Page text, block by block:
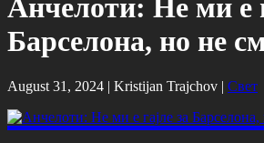
Анчелоти: Не ми е
Барселона, но не
August 31, 2024 | Kristijan Trajchov | Свет